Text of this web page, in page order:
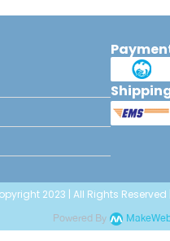
2023 | All Rights Reserved
Powered By